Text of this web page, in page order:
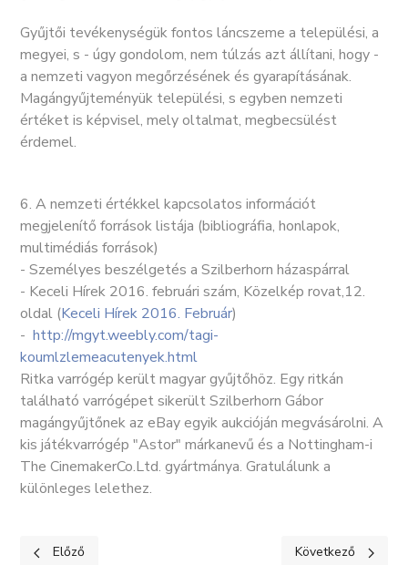
Gyűjtői tevékenységük fontos láncszeme a települési, a
megyei, s - úgy gondolom, nem túlzás azt állítani, hogy -
a nemzeti vagyon megőrzésének és gyarapításának.
Magángyűjteményük települési, s egyben nemzeti
értéket is képvisel, mely oltalmat, megbecsülést
érdemel.
6. A nemzeti értékkel kapcsolatos információt
megjelenítő források listája (bibliográfia, honlapok,
multimédiás források)
- Személyes beszélgetés a Szilberhorn házaspárral
- Keceli Hírek 2016. februári szám, Közelkép rovat,12.
oldal (Keceli Hírek 2016. Február)
- http://mgyt.weebly.com/tagi-
koumlzlemeacutenyek.html
Ritka varrógép került magyar gyűjtőhöz. Egy ritkán
található varrógépet sikerült Szilberhorn Gábor
magángyűjtőnek az eBay egyik aukcióján megvásárolni. A
kis játékvarrógép "Astor" márkanevű és a Nottingham-i
The CinemakerCo.Ltd. gyártmánya. Gratulálunk a
különleges lelethez.
Előző cikk: Travnik Mariska képei
Előző Következő cikk:
Következő